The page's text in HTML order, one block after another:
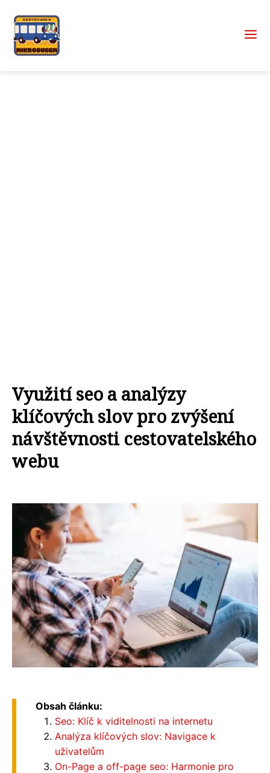
Využití seo a analýzy
klíčových slov pro zvýšení
návštěvnosti cestovatelského
webu
Obsah článku:
Seo: Klíč k viditelnosti na internetu
Analýza klíčových slov: Navigace k
uživatelům
On-Page a off-page seo: Harmonie pro